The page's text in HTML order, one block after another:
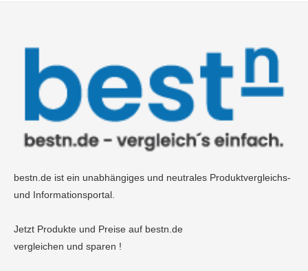
bestn.de ist ein unabhängiges und neutrales Produktvergleichs-
und Informationsportal.
Jetzt Produkte und Preise auf bestn.de
vergleichen und sparen !